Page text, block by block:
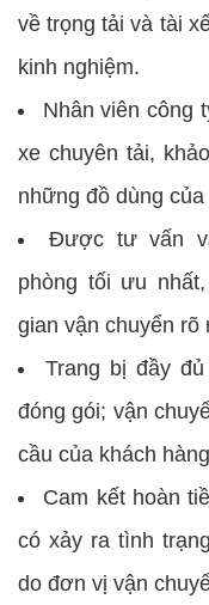
về trọng tải và tài
kinh nghiệm.
Nhân viên công
xe chuyên tải,
những đồ dùng của
Được tư vấn
phòng tối ưu
gian vận chuyển rõ
Trang bị đầy
đóng gói; vận
cầu của khách
Cam kết hoàn
có xảy ra tình
do đơn vị vận